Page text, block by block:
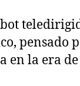
pensado
en la era